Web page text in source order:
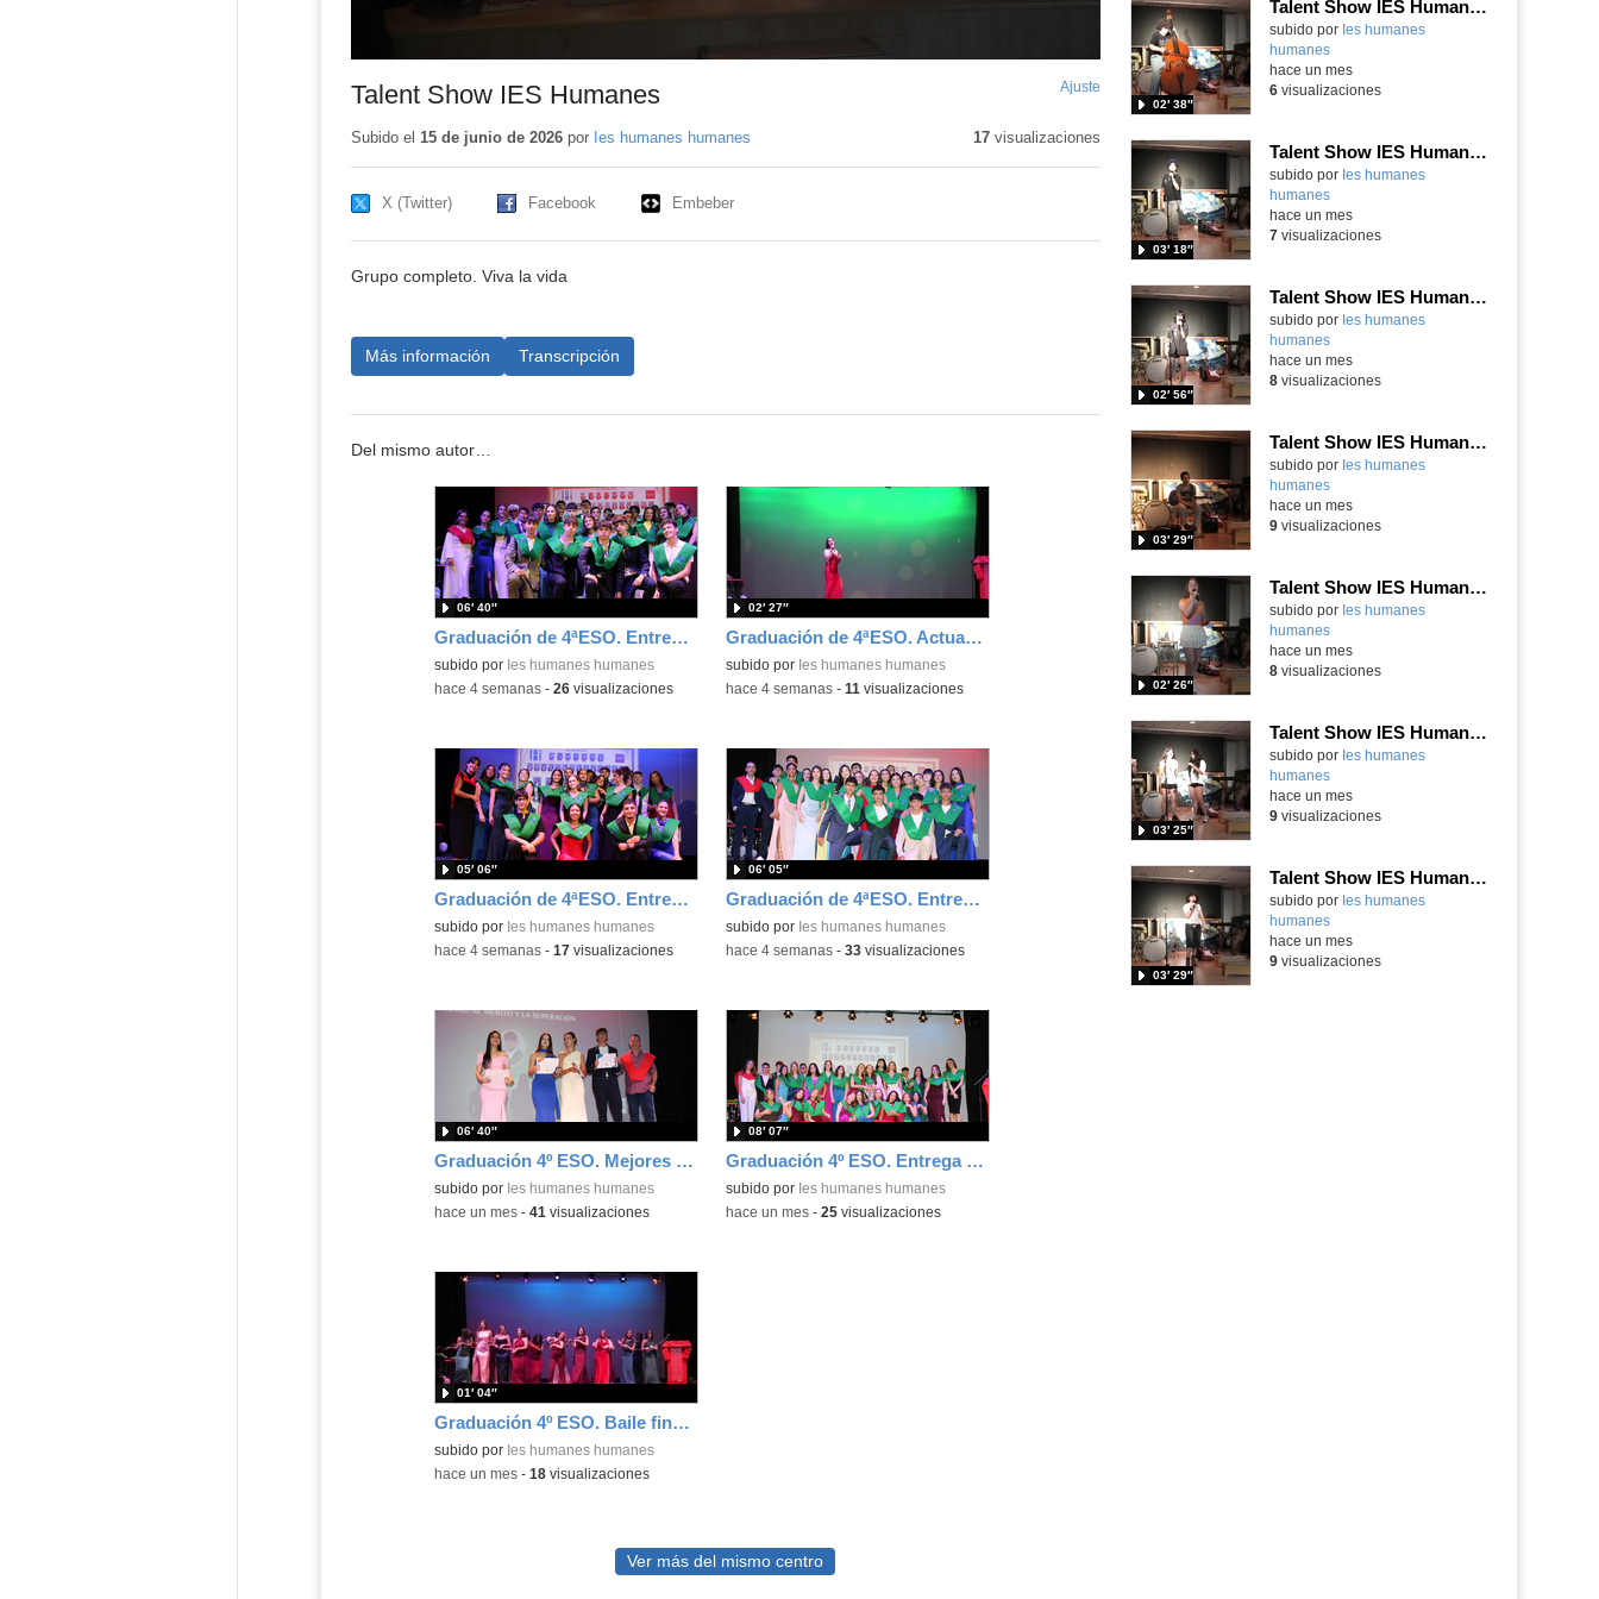
Talent Show IES Humanes Ajuste
pantalla
Subido el 15 de junio de 2026por Ies humanes humanes 17visualizaciones
X (Twitter) Facebook Embeber
Grupo completo. Viva la vida
Más información Transcripción
Del mismo autor…
Graduación de 4ªESO. Entrega de bandas 4ºE
subido por Ies humanes humanes
06′ 40″
-hace 4 semanas- 26visualizaciones
Graduación de 4ªESO. Actuación de Erica Pérez
subido por Ies humanes humanes
02′ 27″
-hace 4 semanas- 11 visualizaciones
Graduación de 4ªESO. Entrega de bandas 4ºD
subido por Ies humanes humanes
05′ 06″
-hace 4 semanas- 17 visualizaciones
Graduación de 4ªESO. Entrega de bandas 4ºC
subido por Ies humanes humanes
06′ 05″
-hace 4 semanas- 33visualizaciones
Graduación 4º ESO. Mejores expedientes
subido por Ies humanes humanes
06′ 40″
-hace un mes- 41 visualizaciones
Graduación 4º ESO. Entrega de bandas 4ºA
subido por Ies humanes humanes
08′ 07″
-hace un mes- 25visualizaciones
Graduación 4º ESO. Baile final alumnos
subido por Ies humanes humanes
01′ 04″
-hace un mes- 18visualizaciones
Ver más del mismo centro
Talent Show IES Humanes
subido por Ies humanes
humanes
02′ 38″
-
hace un mes
6visualizaciones
Talent Show IES Humanes
subido por Ies humanes
humanes
03′ 18″
-
hace un mes
7visualizaciones
Talent Show IES Humanes
subido por Ies humanes
humanes
02′ 56″
-
hace un mes
8visualizaciones
Talent Show IES Humanes
subido por Ies humanes
humanes
03′ 29″
-
hace un mes
9visualizaciones
Talent Show IES Humanes
subido por Ies humanes
humanes
02′ 26″
-
hace un mes
8visualizaciones
Talent Show IES Humanes
subido por Ies humanes
humanes
03′ 25″
-
hace un mes
9visualizaciones
Talent Show IES Humanes
subido por Ies humanes
humanes
03′ 29″
-
hace un mes
9visualizaciones